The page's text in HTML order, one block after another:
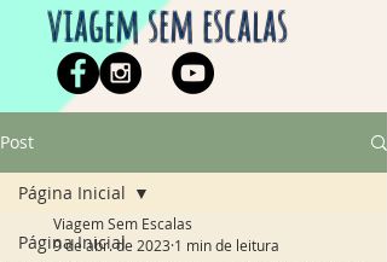
viagem sem escalas
Post
Página Inicial
Página Inicial
Viagem Sem Escalas
9 de abr. de 2023 1 min de leitura